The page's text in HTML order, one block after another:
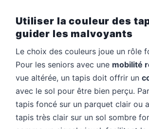
Utiliser la couleur des
guider les malvoyants
Le choix des couleurs joue un rôle
Pour les seniors avec une mobilité
vue altérée, un tapis doit offrir un
avec le sol pour être bien perçu.
tapis foncé sur un parquet clair ou
tapis très clair sur un sol sombre